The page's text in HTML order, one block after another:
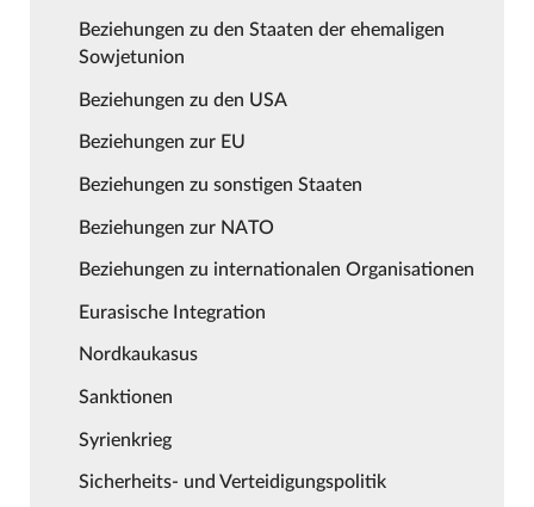
Beziehungen zu den Staaten der ehemaligen
Sowjetunion
Beziehungen zu den USA
Beziehungen zur EU
Beziehungen zu sonstigen Staaten
Beziehungen zur NATO
Beziehungen zu internationalen Organisationen
Eurasische Integration
Nordkaukasus
Sanktionen
Syrienkrieg
Sicherheits- und Verteidigungspolitik